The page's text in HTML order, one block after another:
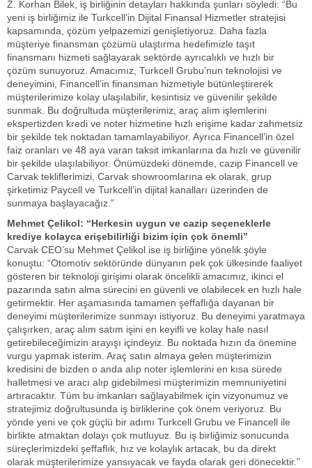
Z. Korhan Bilek, iş birliğinin detayları hakkında şunları söyledi: “Bu
yeni iş birliğimiz ile Turkcell’in Dijital Finansal Hizmetler stratejisi
kapsamında, çözüm yelpazemizi genişletiyoruz. Daha fazla
müşteriye finansman çözümü ulaştırma hedefimizle taşıt
finansmanı hizmeti sağlayarak sektörde ayrıcalıklı ve hızlı bir
çözüm sunuyoruz. Amacımız, Turkcell Grubu’nun teknolojisi ve
deneyimini, Financell’in finansman hizmetiyle bütünleştirerek
müşterilerimize kolay ulaşılabilir, kesintisiz ve güvenilir şekilde
sunmak. Bu doğrultuda müşterilerimiz, araç alım işlemlerini
ekspertizden kredi ve noter hizmetine hızlı erişime kadar zahmetsiz
bir şekilde tek noktadan tamamlayabiliyor. Ayrıca Financell’in özel
faiz oranları ve 48 aya varan taksit imkanlarına da hızlı ve güvenilir
bir şekilde ulaşılabiliyor. Önümüzdeki dönemde, cazip Financell ve
Carvak tekliflerimizi, Carvak showroomlarına ek olarak, grup
şirketimiz Paycell ve Turkcell’in dijital kanalları üzerinden de
sunmaya başlayacağız.”
Mehmet Çelikol: “Herkesin uygun ve cazip seçeneklerle
krediye kolayca erişebilirliği bizim için çok önemli”
Carvak CEO’su Mehmet Çelikol ise iş birliğine yönelik şöyle
konuştu: “Otomotiv sektöründe dünyanın pek çok ülkesinde faaliyet
gösteren bir teknoloji girişimi olarak öncelikli amacımız, ikinci el
pazarında satın alma sürecini en güvenli ve olabilecek en hızlı hale
getirmektir. Her aşamasında tamamen şeffaflığa dayanan bir
deneyimi müşterilerimize sunmayı istiyoruz. Bu deneyimi yaratmaya
çalışırken, araç alım satım işini en keyifli ve kolay hale nasıl
getirebileceğimizin arayışı içindeyiz. Bu noktada hızın da önemine
vurgu yapmak isterim. Araç satın almaya gelen müşterimizin
kredisini de bizden o anda alıp noter işlemlerini en kısa sürede
halletmesi ve aracı alıp gidebilmesi müşterimizin memnuniyetini
artıracaktır. Tüm bu imkanları sağlayabilmek için vizyonumuz ve
stratejimiz doğrultusunda iş birliklerine çok önem veriyoruz. Bu
yönde yeni ve çok güçlü bir adımı Turkcell Grubu ve Financell ile
birlikte atmaktan dolayı çok mutluyuz. Bu iş birliğimiz sonucunda
süreçlerimizdeki şeffaflık, hız ve kolaylık artacak, bu da direkt
olarak müşterilerimize yansıyacak ve fayda olarak geri dönecektir.”